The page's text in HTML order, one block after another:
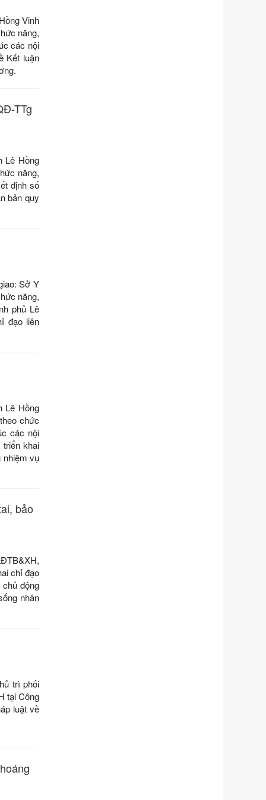
Vinh
năng,
các nội
Kết luận
TTg
Lê Hồng
năng,
định số
bản quy
Sở Y
năng,
phủ Lê
đạo liên
Lê Hồng
chức
các nội
triển khai
nhiệm vụ
bảo
chỉ đạo
động
nhân
trì phối
tại Công
luật về